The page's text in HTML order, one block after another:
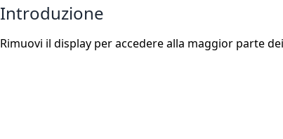
Introduzione
Rimuovi il display per accedere alla maggior parte